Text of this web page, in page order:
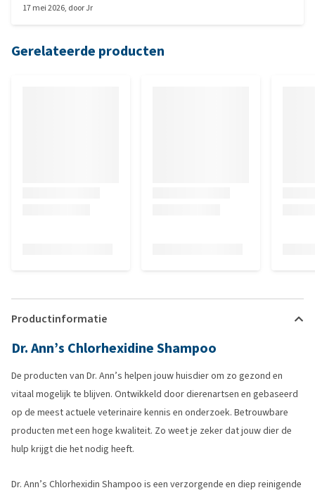
17 mei 2026, doorJr
Gerelateerde producten
Productinformatie
Dr. Ann’s Chlorhexidine Shampoo
De producten van Dr. Ann’s helpen jouw huisdier om zo gezond en
vitaal mogelijk te blijven. Ontwikkeld door dierenartsen en gebaseerd
op de meest actuele veterinaire kennis en onderzoek. Betrouwbare
producten met een hoge kwaliteit. Zo weet je zeker dat jouw dier de
hulp krijgt die het nodig heeft.
Dr. Ann’s Chlorhexidin Shampoo is een verzorgende en diep reinigende